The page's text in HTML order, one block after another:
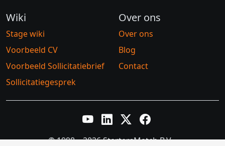
Wiki
Stage wiki
Voorbeeld CV
Voorbeeld Sollicitatiebrief
Sollicitatiegesprek
Over ons
Over ons
Blog
Contact
YouTubeLinkedInTwitter XFacebook
© 1998 – 2026 StartersMatch B.V.